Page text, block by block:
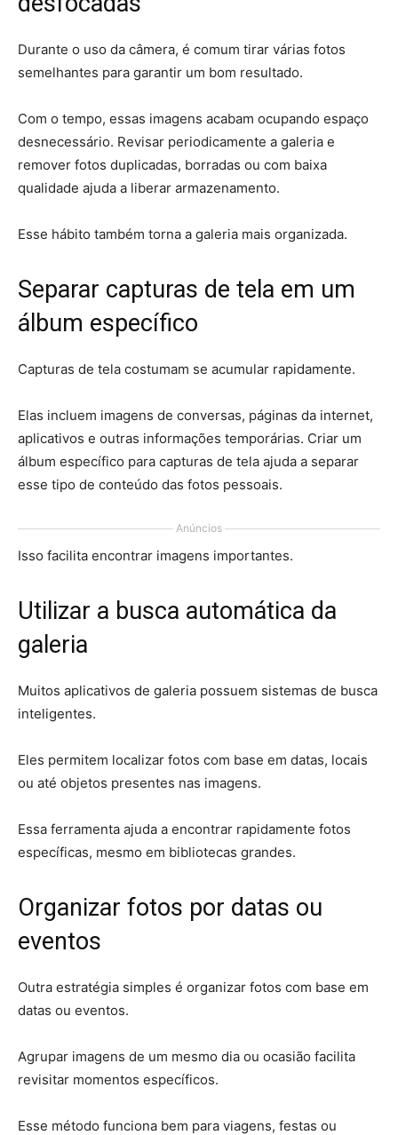
Durante o uso da câmera, é comum tirar várias fotos
semelhantes para garantir um bom resultado.
Com o tempo, essas imagens acabam ocupando espaço
desnecessário. Revisar periodicamente a galeria e
remover fotos duplicadas, borradas ou com baixa
qualidade ajuda a liberar armazenamento.
Esse hábito também torna a galeria mais organizada.
Separar capturas de tela em um
álbum específico
Capturas de tela costumam se acumular rapidamente.
Elas incluem imagens de conversas, páginas da internet,
aplicativos e outras informações temporárias. Criar um
álbum específico para capturas de tela ajuda a separar
esse tipo de conteúdo das fotos pessoais.
Anúncios
Isso facilita encontrar imagens importantes.
Utilizar a busca automática da
galeria
Muitos aplicativos de galeria possuem sistemas de busca
inteligentes.
Eles permitem localizar fotos com base em datas, locais
ou até objetos presentes nas imagens.
Essa ferramenta ajuda a encontrar rapidamente fotos
específicas, mesmo em bibliotecas grandes.
Organizar fotos por datas ou
eventos
Outra estratégia simples é organizar fotos com base em
datas ou eventos.
Agrupar imagens de um mesmo dia ou ocasião facilita
revisitar momentos específicos.
Esse método funciona bem para viagens, festas ou